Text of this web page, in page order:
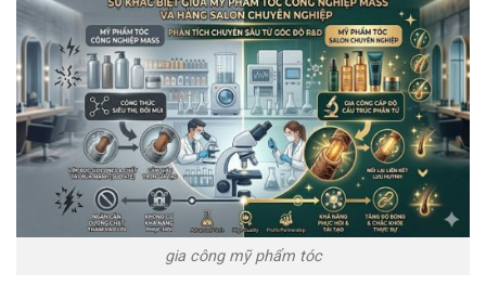
gia công mỹ phẩm tóc